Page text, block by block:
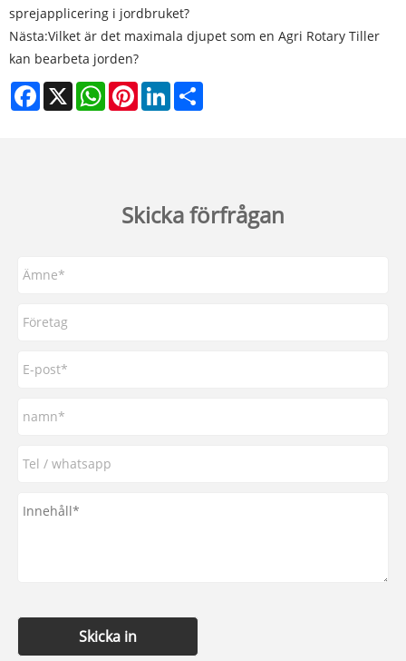
sprejapplicering i jordbruket?
Nästa:Vilket är det maximala djupet som en Agri Rotary Tiller
kan bearbeta jorden?
Facebook
X WhatsAppPinterestLinkedIn
Skicka förfrågan
Skicka in